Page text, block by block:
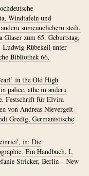
Windtafeln und
sumeuuelicheru stedi.
zum 65. Geburtstag,
Ludwig Rübekeil unter
Bibliothek 66,
in the Old High
palice, athe in anderu
Festschrift für Elvira
von Andreas Nievergelt –
Gredig, Germanistische
in: Die
Ein Handbuch, I,
Stricker, Berlin – New